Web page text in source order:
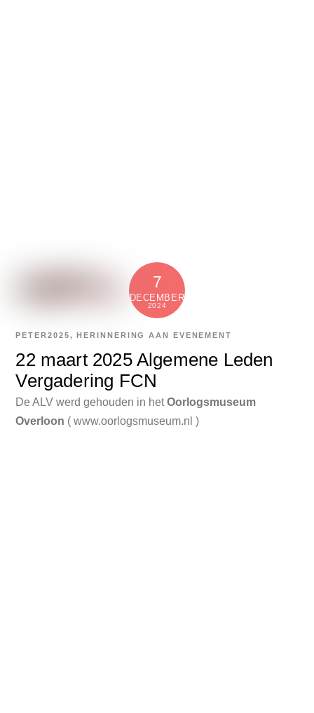
7
DECEMBER
2024
22 maart 2025 Algemene Leden
Vergadering FCN
PETER2025,HERINNERING AAN EVENEMENT
De ALV werd gehouden in hetOorlogsmuseum
Overloon ( www.oorlogsmuseum.nl )